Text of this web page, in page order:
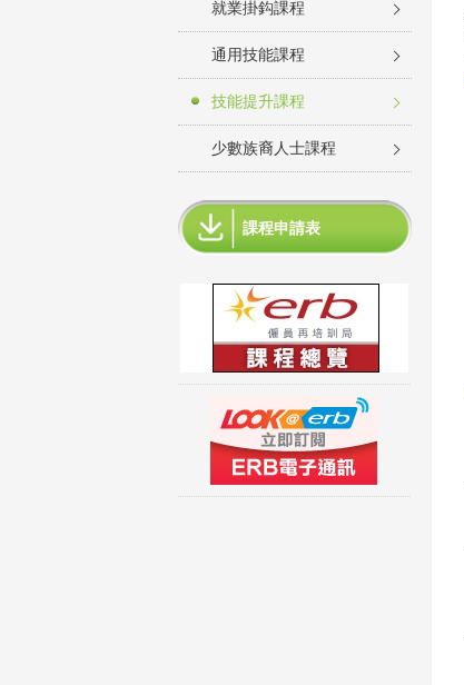
就業掛鈎課程
通用技能課程
技能提升課程
少數族裔人士課程
課程申請表